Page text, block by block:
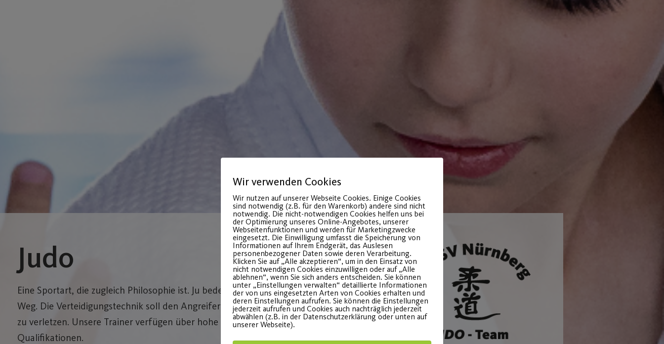
Judo
Eine Sportart, die zugleich Philosophie ist. Ju bedeutet sanft, nachgeben, do der
Weg. Die Verteidigungstechnik soll den Angreifer zur Aufgabe zwingen, ohne ihn
zu verletzen. Unsere Trainer verfügen über hohe sportliche Auszeichnungen und
Qualifikationen.
Wir verwenden Cookies
Wir nutzen auf unserer Webseite Cookies. Einige Cookies
sind notwendig (z.B. für den Warenkorb) andere sind nicht
notwendig. Die nicht-notwendigen Cookies helfen uns bei
der Optimierung unseres Online-Angebotes, unserer
Webseitenfunktionen und werden für Marketingzwecke
eingesetzt. Die Einwilligung umfasst die Speicherung von
Informationen auf Ihrem Endgerät, das Auslesen
personenbezogener Daten sowie deren Verarbeitung.
Klicken Sie auf „Alle akzeptieren“, um in den Einsatz von
nicht notwendigen Cookies einzuwilligen oder auf „Alle
ablehnen“, wenn Sie sich anders entscheiden. Sie können
unter „Einstellungen verwalten“ detaillierte Informationen
der von uns eingesetzten Arten von Cookies erhalten und
deren Einstellungen aufrufen. Sie können die Einstellungen
jederzeit aufrufen und Cookies auch nachträglich jederzeit
abwählen (z.B. in der Datenschutzerklärung oder unten auf
unserer Webseite).